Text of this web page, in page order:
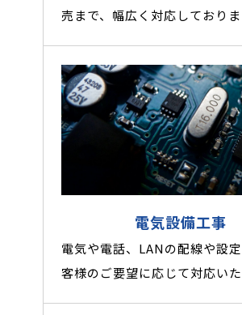
売まで、幅広く対応しておりま
電気設備工事
電気や電話、LANの配線や設
客様のご要望に応じて対応いた